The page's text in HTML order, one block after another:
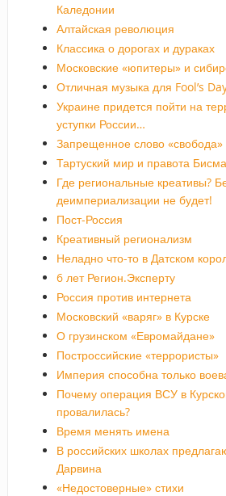
Каледонии
Алтайская революция
Классика о дорогах и дураках
Московские «юпитеры» и
Отличная музыка для Fool’s
Украине придется пойти на
уступки России…
Запрещенное слово «свобода»
Тартуский мир и правота
Где региональные креативы?
деимпериализации не будет!
Пост-Россия
Креативный регионализм
Неладно что-то в Датском
6 лет Регион.Эксперту
Россия против интернета
Московский «варяг» в Курске
О грузинском «Евромайдане»
Построссийские «террористы»
Империя способна только
Почему операция ВСУ в
провалилась?
Время менять имена
В российских школах
Дарвина
«Недостоверные» стихи